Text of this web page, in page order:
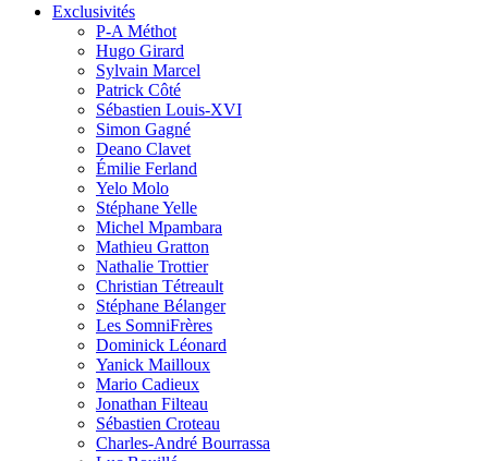
Exclusivités
P-A Méthot
Hugo Girard
Sylvain Marcel
Patrick Côté
Sébastien Louis-XVI
Simon Gagné
Deano Clavet
Émilie Ferland
Yelo Molo
Stéphane Yelle
Michel Mpambara
Mathieu Gratton
Nathalie Trottier
Christian Tétreault
Stéphane Bélanger
Les SomniFrères
Dominick Léonard
Yanick Mailloux
Mario Cadieux
Jonathan Filteau
Sébastien Croteau
Charles-André Bourrassa